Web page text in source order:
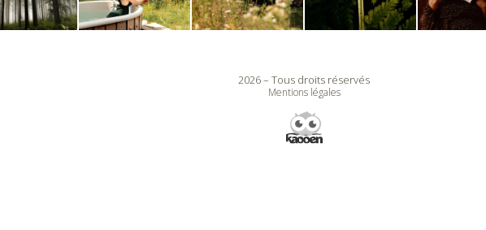
2026 – Tous droits réservés
Mentions légales